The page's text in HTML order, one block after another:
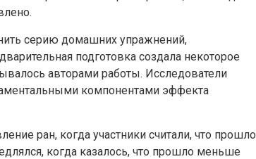
серию домашних упражнений,
подготовка создала некоторое
авторами работы. Исследователи
компонентами эффекта
ран, когда участники считали, что прошло
когда казалось, что прошло меньше